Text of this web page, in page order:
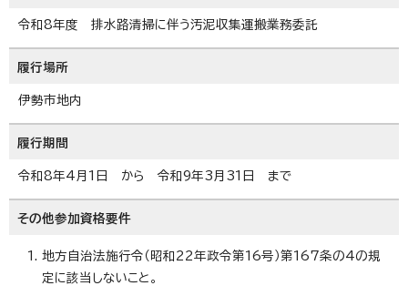
令和8年度 排水路清掃に伴う汚泥収集運搬業務委託
履行場所
伊勢市地内
履行期間
令和8年4月1日 から 令和9年3月31日 まで
その他参加資格要件
地方自治法施行令（昭和22年政令第16号）第167条の4の規
定に該当しないこと。